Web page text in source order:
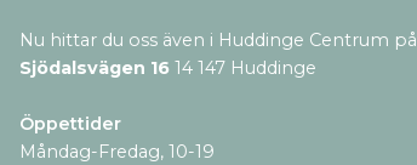
Nu hittar du oss även i Huddinge Centrum på
Sjödalsvägen 16 14 147 Huddinge
Öppettider
Måndag-Fredag, 10-19